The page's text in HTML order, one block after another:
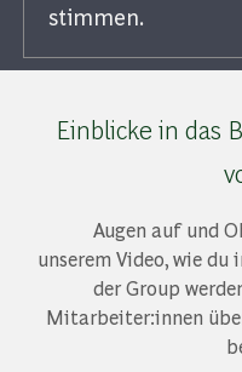
stimmen.
Einblicke in das
Augen auf und
unserem Video, wie du
der Group
Mitarbeiter:innen